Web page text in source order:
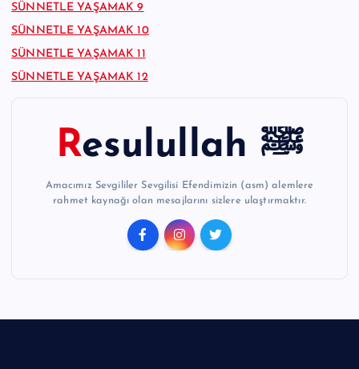
SÜNNETLE YAŞAMAK 9
SÜNNETLE YAŞAMAK 10
SÜNNETLE YAŞAMAK 11
SÜNNETLE YAŞAMAK 12
Resulullah ﷺ
Amacımız Sevgililer Sevgilisi Efendimizin (asm) alemlere
rahmet kaynağı olan mesajlarını sizlere ulaştırmaktır.